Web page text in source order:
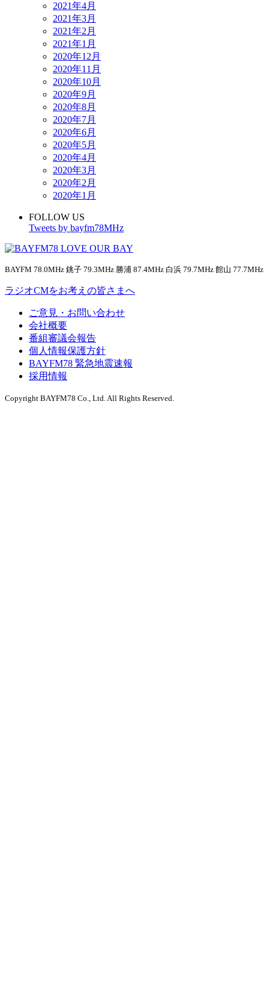
2021年4月
2021年3月
2021年2月
2021年1月
2020年12月
2020年11月
2020年10月
2020年9月
2020年8月
2020年7月
2020年6月
2020年5月
2020年4月
2020年3月
2020年2月
2020年1月
FOLLOW US
Tweets by bayfm78MHz
BAYFM 78.0MHz 銚子 79.3MHz 勝浦 87.4MHz 白浜 79.7MHz 館山 77.7MHz
ラジオCMをお考えの皆さまへ
ご意見・お問い合わせ
会社概要
番組審議会報告
個人情報保護方針
BAYFM78 緊急地震速報
採用情報
Copyright BAYFM78 Co., Ltd. All Rights Reserved.